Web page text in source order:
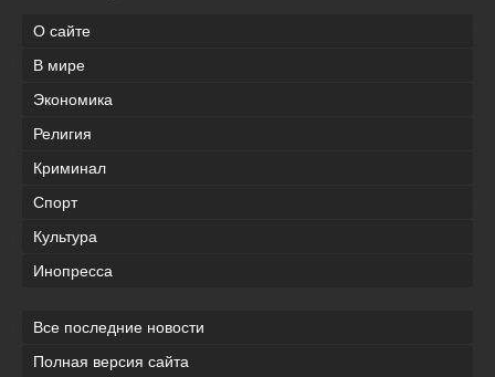
О сайте
В мире
Экономика
Религия
Криминал
Спорт
Культура
Инопресса
Все последние новости
Полная версия сайта